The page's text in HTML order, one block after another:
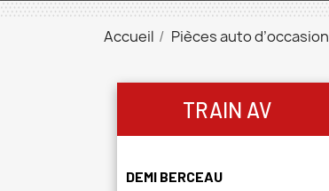
Accueil Pièces auto d’occasion
TRAIN AV
DEMI BERCEAU